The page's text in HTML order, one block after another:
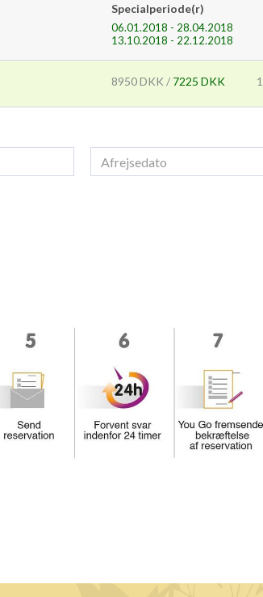
Specialperiode(r)
06.01.2018 - 28.04.2018
13.10.2018 - 22.12.2018
8950 DKK / 7225 DKK